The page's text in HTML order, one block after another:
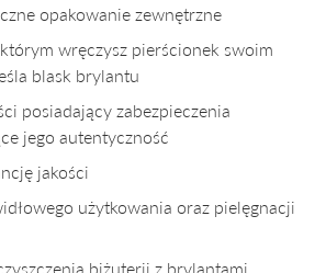
opakowanie zewnętrzne
wręczysz pierścionek swoim
blask brylantu
posiadający zabezpieczenia
jego autentyczność
jakości
użytkowania oraz pielęgnacji